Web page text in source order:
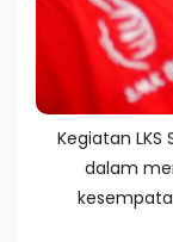
Kegiatan
dalam